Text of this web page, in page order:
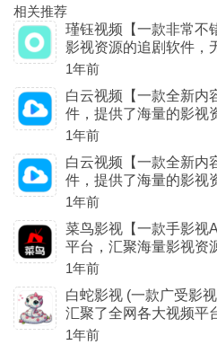
相关推荐
瑾钰视频【一款非常不
影视资源的追剧软件，
1年前
白云视频【一款全新内
件，提供了海量的影视
1年前
白云视频【一款全新内
件，提供了海量的影视
1年前
菜鸟影视【一款手影视
平台，汇聚海量影视资
1年前
白蛇影视 (一款广受影
汇聚了全网各大视频平
1年前